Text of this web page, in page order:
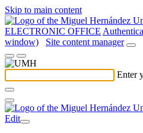
Skip to main content
ELECTRONIC OFFICE
window)
Site content manager
Enter
Edit